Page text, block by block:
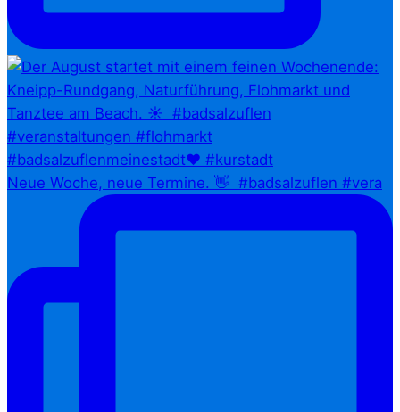
Neue Woche, neue Termine. 👋⁠ ⁠ #badsalzuflen #vera